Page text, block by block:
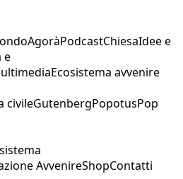
AgoràPodcastChiesaIdee e
e
Ecosistema avvenire
civileGutenbergPopotusPop
AvvenireShopContatti